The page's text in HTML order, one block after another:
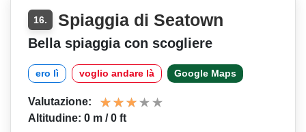
16. Spiaggia di Seatown
Bella spiaggia con scogliere
ero lì voglio andare là Google Maps
Valutazione:
Altitudine: 0 m / 0 ft